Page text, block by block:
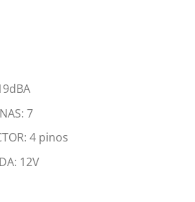
7
4 pinos
12V